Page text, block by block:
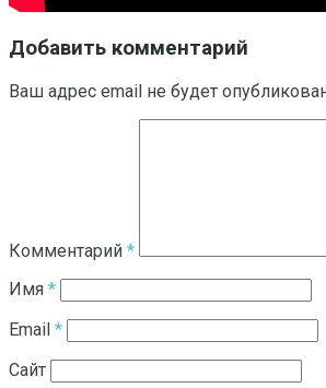
Добавить комментарий
Ваш адрес email не будет
Комментарий *
Имя *
Email *
Сайт